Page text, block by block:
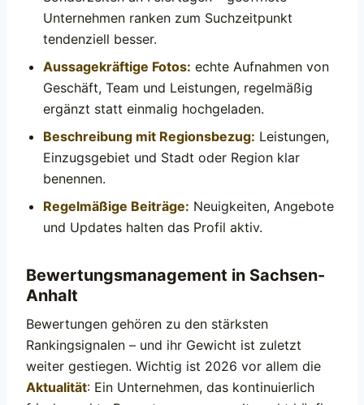
Unternehmen ranken zum Suchzeitpunkt
tendenziell besser.
Aussagekräftige Fotos: echte Aufnahmen von
Geschäft, Team und Leistungen, regelmäßig
ergänzt statt einmalig hochgeladen.
Beschreibung mit Regionsbezug: Leistungen,
Einzugsgebiet und Stadt oder Region klar
benennen.
Regelmäßige Beiträge: Neuigkeiten, Angebote
und Updates halten das Profil aktiv.
Bewertungsmanagement in Sachsen-
Anhalt
Bewertungen gehören zu den stärksten
Rankingsignalen – und ihr Gewicht ist zuletzt
weiter gestiegen. Wichtig ist 2026 vor allem die
Aktualität: Ein Unternehmen, das kontinuierlich